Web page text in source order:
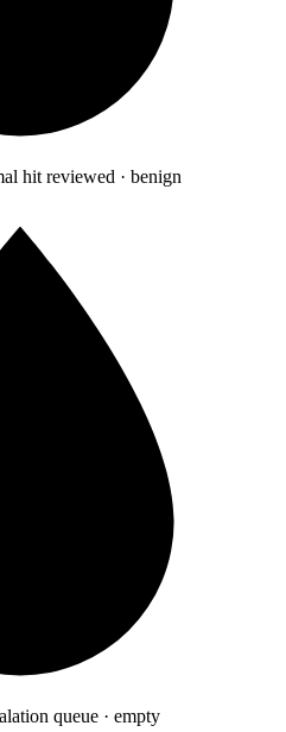
hit reviewed · benign
queue · empty